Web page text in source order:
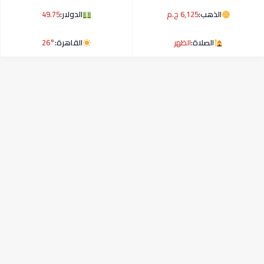
الذهب:6,125 ج.م الدولار:49.75
الصلاة:الظهر القاهرة:26°